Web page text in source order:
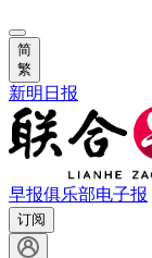
简
繁
新明日报
早报俱乐部电子报
订阅